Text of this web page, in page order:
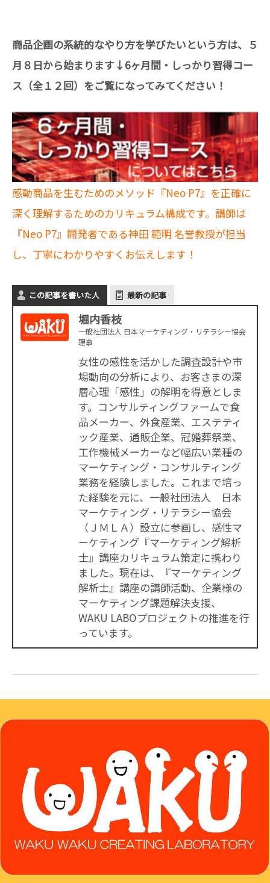
商品企画の系統的なやり方を学びたいという方は、５
月８日から始まります↓6ヶ月間・しっかり習得コー
ス（全１２回）をご覧になってみてください！
感動商品を生むためのメソッド『Neo P7』を正確に
深く理解するためのカリキュラム構成です。講師は
『Neo P7』開発者である神田 範明 名誉教授が担当
し、丁寧にわかりやすくお伝えします！
この記事を書いた人 最新の記事
堀内香枝
一般社団法人 日本マーケティング・リテラシー協会
理事
女性の感性を活かした調査設計や市
場動向の分析により、お客さまの深
層心理「感性」の解明を得意としま
す。コンサルティングファームで食
品メーカー、外食産業、エステティ
ック産業、通販企業、冠婚葬祭業、
工作機械メーカーなど幅広い業種の
マーケティング・コンサルティング
業務を経験しました。これまで培っ
た経験を元に、一般社団法人 日本
マーケティング・リテラシー協会
（ＪＭＬＡ）設立に参画し、感性マ
ーケティング『マーケティング解析
士』講座カリキュラム策定に携わり
ました。現在は、『マーケティング
解析士』講座の講師活動、企業様の
マーケティング課題解決支援、
WAKU LABOプロジェクトの推進を行
っています。